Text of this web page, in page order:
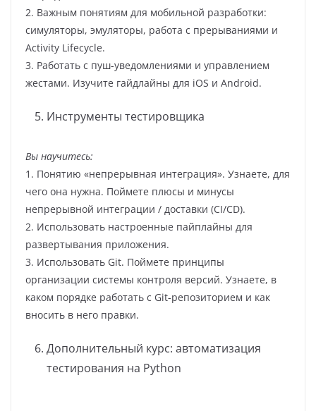
2. Важным понятиям для мобильной разработки:
симуляторы, эмуляторы, работа с прерываниями и
Activity Lifecycle.
3. Работать с пуш-уведомлениями и управлением
жестами. Изучите гайдлайны для iOS и Android.
Инструменты тестировщика
Вы научитесь:
1. Понятию «непрерывная интеграция». Узнаете, для
чего она нужна. Поймете плюсы и минусы
непрерывной интеграции / доставки (CI/CD).
2. Использовать настроенные пайплайны для
развертывания приложения.
3. Использовать Git. Поймете принципы
организации системы контроля версий. Узнаете, в
каком порядке работать с Git-репозиторием и как
вносить в него правки.
Дополнительный курс: автоматизация
тестирования на Python